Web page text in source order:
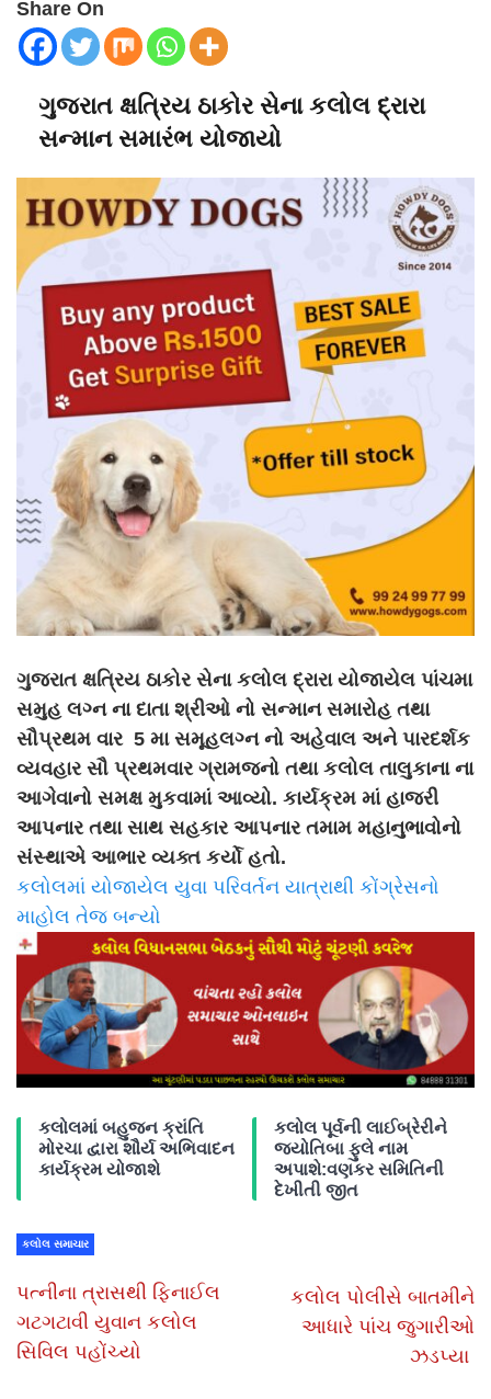
Share On
ગુજરાત ક્ષત્રિય ઠાકોર સેના કલોલ દ્રારા
સન્માન સમારંભ યોજાયો
ગુજરાત ક્ષત્રિય ઠાકોર સેના કલોલ દ્રારા યોજાયેલ પાંચમા
સમુહ લગ્ન ના દાતા શ્રીઓ નો સન્માન સમારોહ તથા
સૌપ્રથમ વાર 5 મા સમૂહલગ્ન નો અહેવાલ અને પારદર્શક
વ્યવહાર સૌ પ્રથમવાર ગ્રામજનો તથા કલોલ તાલુકાના ના
આગેવાનો સમક્ષ મુકવામાં આવ્યો. કાર્યક્રમ માં હાજરી
આપનાર તથા સાથ સહકાર આપનાર તમામ મહાનુભાવોનો
સંસ્થાએ આભાર વ્યક્ત કર્યો હતો.
કલોલમાં યોજાયેલ યુવા પરિવર્તન યાત્રાથી કોંગ્રેસનો
માહોલ તેજ બન્યો
કલોલમાં બહુજન ક્રાંતિ
મોરચા દ્વારા શૌર્ય અભિવાદન
કાર્યક્રમ યોજાશે
કલોલ પૂર્વની લાઈબ્રેરીને
જ્યોતિબા ફુલે નામ
અપાશે:વણકર સમિતિની
દેખીતી જીત
કલોલ સમાચાર
પત્નીના ત્રાસથી ફિનાઈલ
ગટગટાવી યુવાન કલોલ
સિવિલ પહોંચ્યો
કલોલ પોલીસે બાતમીને
આધારે પાંચ જુગારીઓ
ઝડપ્યા